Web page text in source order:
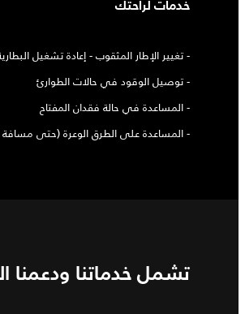
خدمات لراحتك
- تغيير الإطار المثقوب - إعادة تشغيل
- توصيل الوقود في حالات الطوارئ
- المساعدة في حالة فقدان المفتاح
- المساعدة على الطرق الوعرة (حتى مسافة 1 كم من الطرق التي يمكن الوصول إليها)
تشمل خدماتنا ودعمنا